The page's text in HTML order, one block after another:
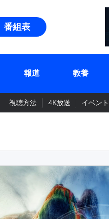
番組表
報道 教養
視聴方法 4K放送 イベント